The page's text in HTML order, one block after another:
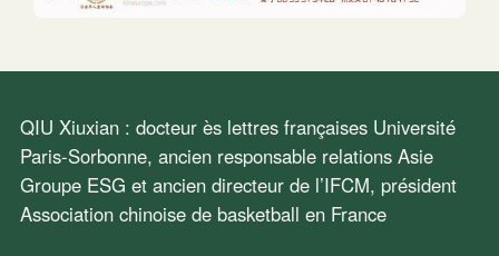
QIU Xiuxian : docteur ès lettres françaises Université
Paris-Sorbonne, ancien responsable relations Asie
Groupe ESG et ancien directeur de l’IFCM, président
Association chinoise de basketball en France